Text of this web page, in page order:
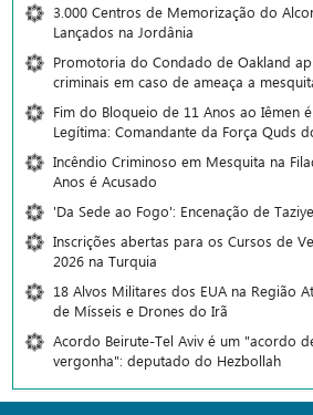
3.000 Centros de Memorização do
Lançados na Jordânia
Promotoria do Condado de Oakland
criminais em caso de ameaça a
Fim do Bloqueio de 11 Anos ao Iêmen
Legítima: Comandante da Força Quds
Incêndio Criminoso em Mesquita na
Anos é Acusado
'Da Sede ao Fogo': Encenação de
Inscrições abertas para os Cursos de
2026 na Turquia
18 Alvos Militares dos EUA na Região
de Mísseis e Drones do Irã
Acordo Beirute-Tel Aviv é um "acordo
vergonha": deputado do Hezbollah